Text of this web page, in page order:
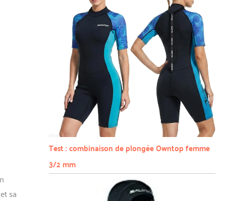
sa
Test : combinaison de plongée Owntop femme
3/2 mm